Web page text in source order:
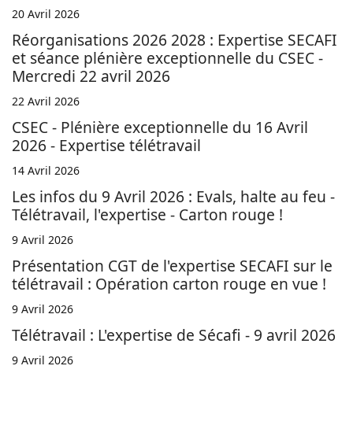
20 Avril 2026
Réorganisations 2026 2028 : Expertise SECAFI
et séance plénière exceptionnelle du CSEC -
Mercredi 22 avril 2026
22 Avril 2026
CSEC - Plénière exceptionnelle du 16 Avril
2026 - Expertise télétravail
14 Avril 2026
Les infos du 9 Avril 2026 : Evals, halte au feu -
Télétravail, l'expertise - Carton rouge !
9 Avril 2026
Présentation CGT de l'expertise SECAFI sur le
télétravail : Opération carton rouge en vue !
9 Avril 2026
Télétravail : L'expertise de Sécafi - 9 avril 2026
9 Avril 2026